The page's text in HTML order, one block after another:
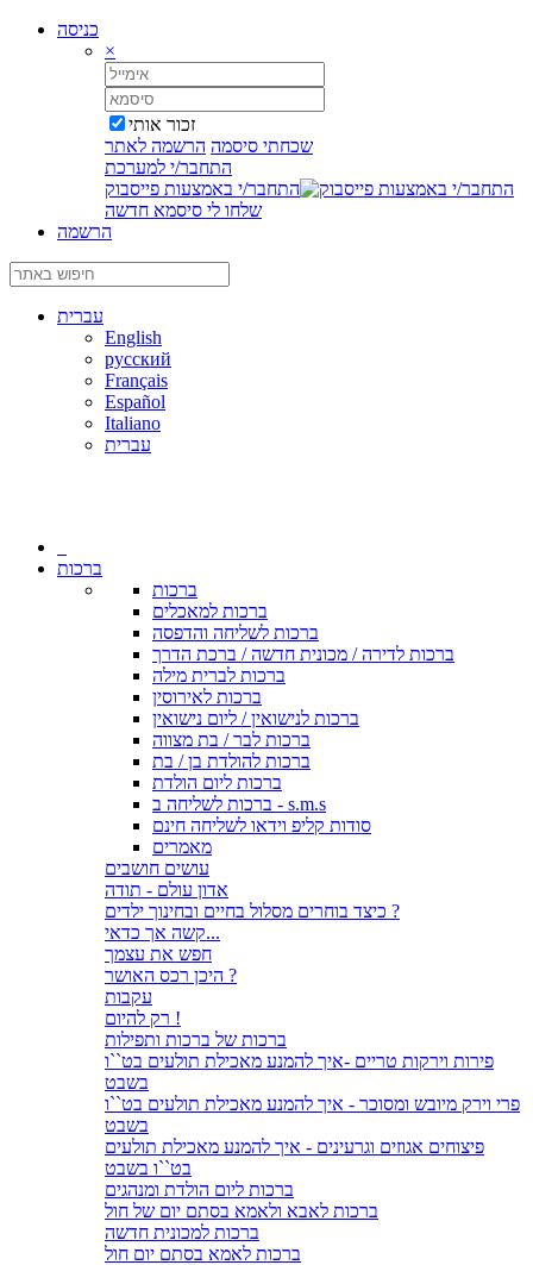
כניסה
×
זכור אותי
שכחתי סיסמה הרשמה לאתר
התחבר/י למערכת
התחבר/י באמצעות פייסבוק
שלחו לי סיסמא חדשה
הרשמה
עברית
English
русский
Français
Español
Italiano
עברית
ברכות
ברכות
ברכות למאכלים
ברכות לשליחה והדפסה
ברכות לדירה / מכונית חדשה / ברכת הדרך
ברכות לברית מילה
ברכות לאירוסין
ברכות לנישואין / ליום נישואין
ברכות לבר / בת מצווה
ברכות להולדת בן / בת
ברכות ליום הולדת
ברכות לשליחה ב - s.m.s
סודות קליפ וידאו לשליחה חינם
מאמרים
עושים חושבים
אדון עולם - תודה
כיצד בוחרים מסלול בחיים ובחינוך ילדים ?
קשה אך כדאי...
חפש את עצמך
היכן רכס האושר ?
עקבות
רק להיום !
ברכות של ברכות ותפילות
פירות וירקות טריים -איך להמנע מאכילת תולעים בט``ו
בשבט
פרי וירק מיובש ומסוכר - איך להמנע מאכילת תולעים בט``ו
בשבט
פיצוחים אגוזים וגרעינים - איך להמנע מאכילת תולעים
בט``ו בשבט
ברכות ליום הולדת ומנהגים
ברכות לאבא ולאמא בסתם יום של חול
ברכות למכונית חדשה
ברכות לאמא בסתם יום חול